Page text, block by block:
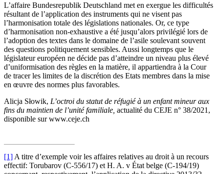
L’affaire Bundesrepublik Deutschland met en exergue les difficultés
résultant de l’application des instruments qui ne visent pas
l’harmonisation totale des législations nationales. Or, ce type
d’harmonisation non-exhaustive a été jusqu’alors privilégié lors de
l’adoption des textes dans le domaine de l’asile soulevant souvent
des questions politiquement sensibles. Aussi longtemps que le
législateur européen ne décide pas d’atteindre un niveau plus élevé
d’uniformisation des règles en la matière, il appartiendra à la Cour
de tracer les limites de la discrétion des Etats membres dans la mise
en œuvre des normes plus favorables.
Alicja Słowik, L’octroi du statut de réfugié à un enfant mineur aux
fins du maintien de l’unité familiale, actualité du CEJE n° 38/2021,
disponible sur www.ceje.ch
[1] A titre d’exemple voir les affaires relatives au droit à un recours
effectif: Torubarov (C-556/17) et H. A. v État belge (C-194/19)